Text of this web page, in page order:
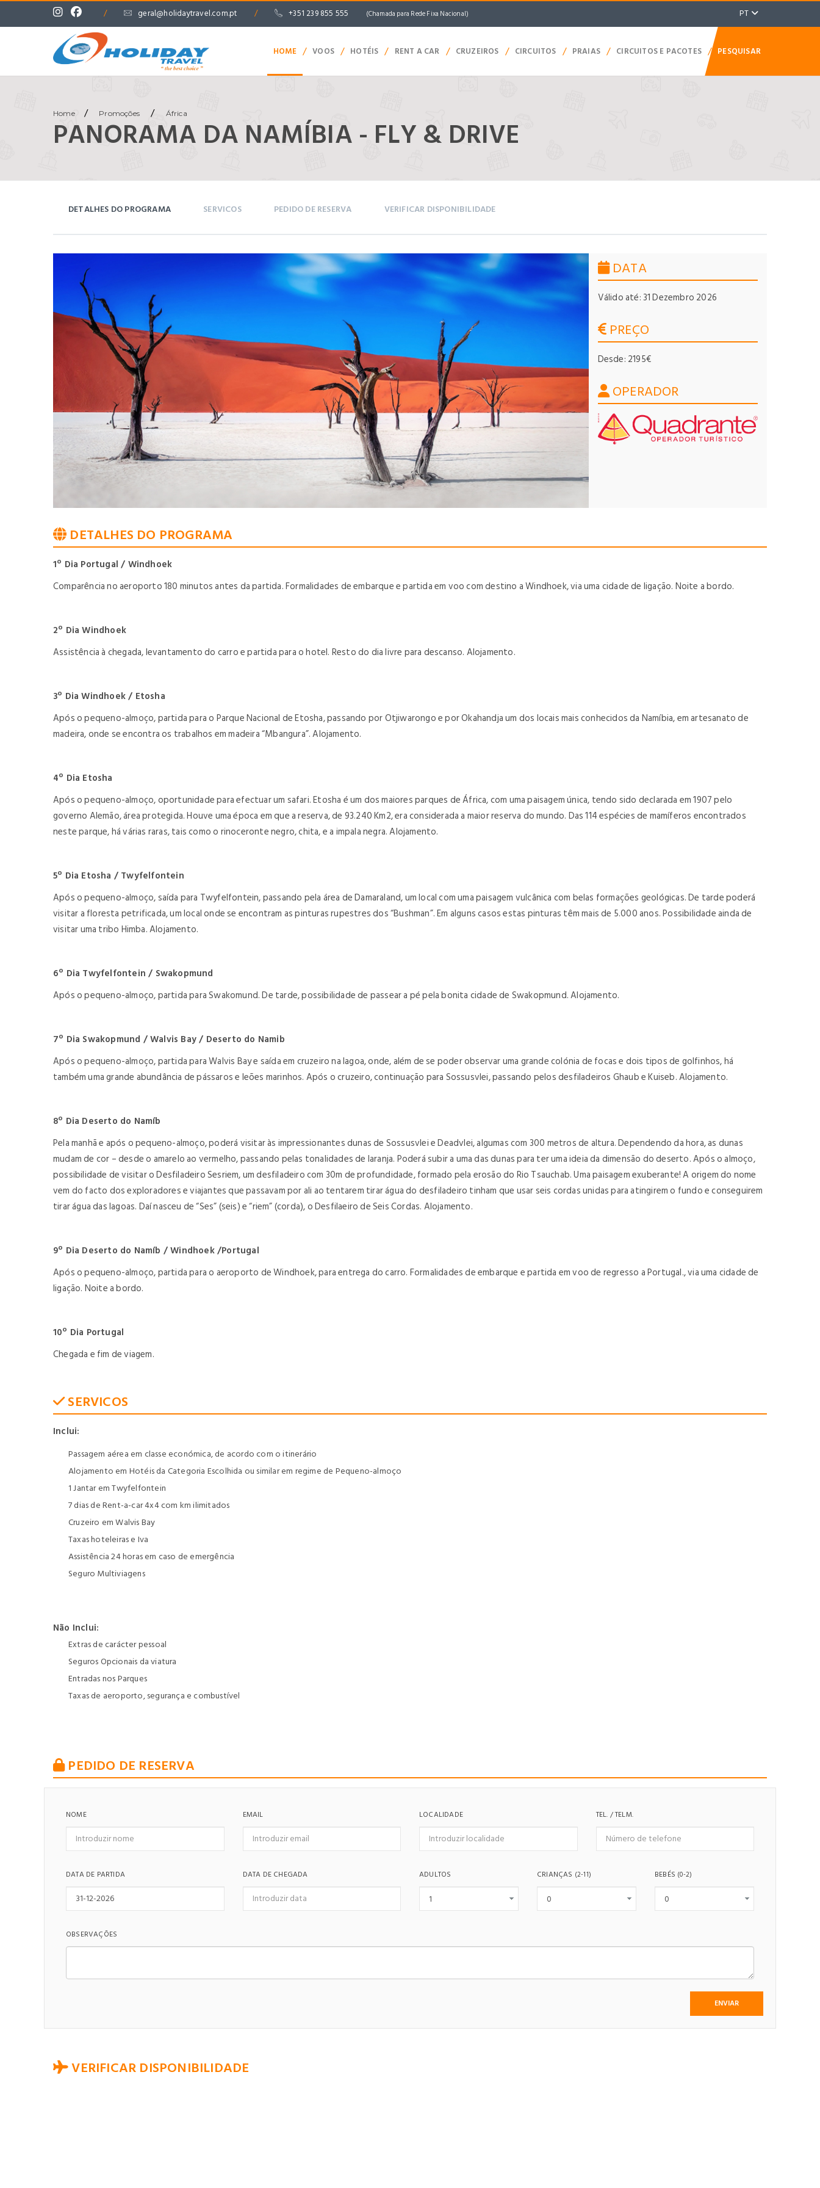
/ geral@holidaytravel.com.pt / +351 239 855 555 (Chamada para Rede Fixa Nacional) PT
HOME / VOOS / HOTÉIS / RENT A CAR / CRUZEIROS / CIRCUITOS / PRAIAS / CIRCUITOS E PACOTES / PESQUISAR
Home / Promoções / África
PANORAMA DA NAMÍBIA - FLY & DRIVE
DETALHES DO PROGRAMA SERVICOS PEDIDO DE RESERVA VERIFICAR DISPONIBILIDADE
DATA
Válido até: 31 Dezembro 2026
PREÇO
Desde: 2195€
OPERADOR
DETALHES DO PROGRAMA
1º Dia Portugal / Windhoek
Comparência no aeroporto 180 minutos antes da partida. Formalidades de embarque e partida em voo com destino a Windhoek, via uma cidade de ligação. Noite a bordo.
2º Dia Windhoek
Assistência à chegada, levantamento do carro e partida para o hotel. Resto do dia livre para descanso. Alojamento.
3º Dia Windhoek / Etosha
Após o pequeno-almoço, partida para o Parque Nacional de Etosha, passando por Otjiwarongo e por Okahandja um dos locais mais conhecidos da Namíbia, em artesanato de
madeira, onde se encontra os trabalhos em madeira “Mbangura”. Alojamento.
4º Dia Etosha
Após o pequeno-almoço, oportunidade para efectuar um safari. Etosha é um dos maiores parques de África, com uma paisagem única, tendo sido declarada em 1907 pelo
governo Alemão, área protegida. Houve uma época em que a reserva, de 93.240 Km2, era considerada a maior reserva do mundo. Das 114 espécies de mamíferos encontrados
neste parque, há várias raras, tais como o rinoceronte negro, chita, e a impala negra. Alojamento.
5º Dia Etosha / Twyfelfontein
Após o pequeno-almoço, saída para Twyfelfontein, passando pela área de Damaraland, um local com uma paisagem vulcânica com belas formações geológicas. De tarde poderá
visitar a floresta petrificada, um local onde se encontram as pinturas rupestres dos “Bushman”. Em alguns casos estas pinturas têm mais de 5.000 anos. Possibilidade ainda de
visitar uma tribo Himba. Alojamento.
6º Dia Twyfelfontein / Swakopmund
Após o pequeno-almoço, partida para Swakomund. De tarde, possibilidade de passear a pé pela bonita cidade de Swakopmund. Alojamento.
7º Dia Swakopmund / Walvis Bay / Deserto do Namib
Após o pequeno-almoço, partida para Walvis Bay e saída em cruzeiro na lagoa, onde, além de se poder observar uma grande colónia de focas e dois tipos de golfinhos, há
também uma grande abundância de pássaros e leões marinhos. Após o cruzeiro, continuação para Sossusvlei, passando pelos desfiladeiros Ghaub e Kuiseb. Alojamento.
8º Dia Deserto do Namíb
Pela manhã e após o pequeno-almoço, poderá visitar às impressionantes dunas de Sossusvlei e Deadvlei, algumas com 300 metros de altura. Dependendo da hora, as dunas
mudam de cor – desde o amarelo ao vermelho, passando pelas tonalidades de laranja. Poderá subir a uma das dunas para ter uma ideia da dimensão do deserto. Após o almoço,
possibilidade de visitar o Desfiladeiro Sesriem, um desfiladeiro com 30m de profundidade, formado pela erosão do Rio Tsauchab. Uma paisagem exuberante! A origem do nome
vem do facto dos exploradores e viajantes que passavam por ali ao tentarem tirar água do desfiladeiro tinham que usar seis cordas unidas para atingirem o fundo e conseguirem
tirar água das lagoas. Daí nasceu de “Ses” (seis) e “riem” (corda), o Desfilaeiro de Seis Cordas. Alojamento.
9º Dia Deserto do Namíb / Windhoek /Portugal
Após o pequeno-almoço, partida para o aeroporto de Windhoek, para entrega do carro. Formalidades de embarque e partida em voo de regresso a Portugal., via uma cidade de
ligação. Noite a bordo.
10º Dia Portugal
Chegada e fim de viagem.
SERVICOS
Inclui:
Passagem aérea em classe económica, de acordo com o itinerário
Alojamento em Hotéis da Categoria Escolhida ou similar em regime de Pequeno-almoço
1 Jantar em Twyfelfontein
7 dias de Rent-a-car 4x4 com km ilimitados
Cruzeiro em Walvis Bay
Taxas hoteleiras e Iva
Assistência 24 horas em caso de emergência
Seguro Multiviagens
Não Inclui:
Extras de carácter pessoal
Seguros Opcionais da viatura
Entradas nos Parques
Taxas de aeroporto, segurança e combustível
PEDIDO DE RESERVA
NOME EMAIL LOCALIDADE TEL. / TELM.
DATA DE PARTIDA DATA DE CHEGADA ADULTOS CRIANÇAS (2-11) BEBÉS (0-2)
OBSERVAÇÕES
VERIFICAR DISPONIBILIDADE